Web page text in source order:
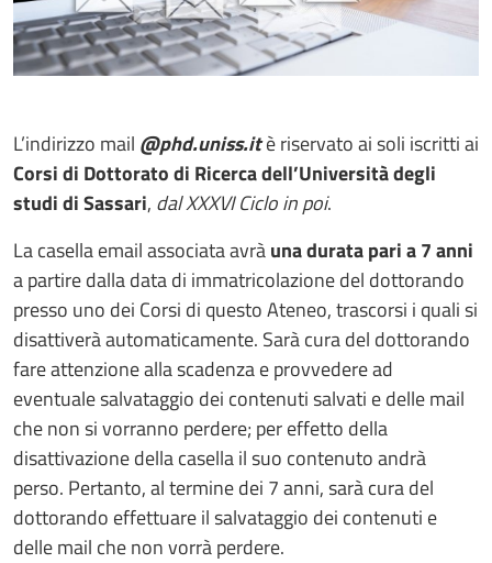
L’indirizzo mail @phd.uniss.itè riservato ai soli iscritti ai
Corsi di Dottorato di Ricerca dell’Università degli
studi di Sassari, dal XXXVI Ciclo in poi.
La casella email associata avràuna durata pari a 7 anni
a partire dalla data di immatricolazione del dottorando
presso uno dei Corsi di questo Ateneo, trascorsi i quali si
disattiverà automaticamente. Sarà cura del dottorando
fare attenzione alla scadenza e provvedere ad
eventuale salvataggio dei contenuti salvati e delle mail
che non si vorranno perdere; per effetto della
disattivazione della casella il suo contenuto andrà
perso. Pertanto, al termine dei 7 anni, sarà cura del
dottorando effettuare il salvataggio dei contenuti e
delle mail che non vorrà perdere.